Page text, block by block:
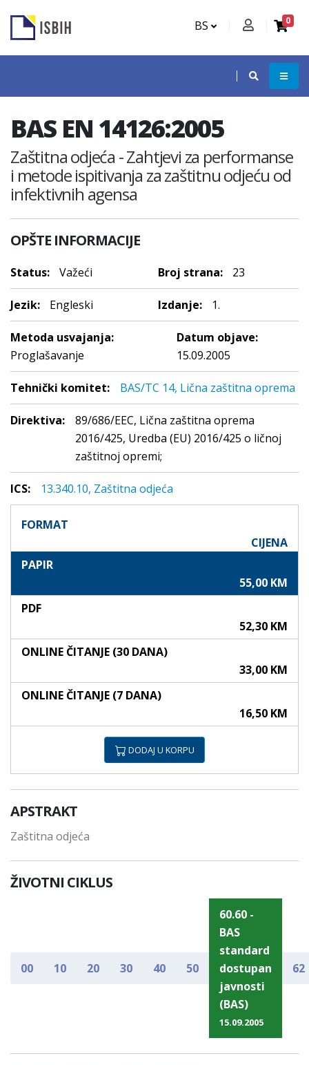
BS 0
BAS EN 14126:2005
Zaštitna odjeća - Zahtjevi za performanse
i metode ispitivanja za zaštitnu odjeću od
infektivnih agensa
OPŠTE INFORMACIJE
Status: Važeći Broj strana: 23
Jezik: Engleski Izdanje: 1.
Metoda usvajanja:
Proglašavanje
Datum objave:
15.09.2005
Tehnički komitet: BAS/TC 14, Lična zaštitna oprema
Direktiva:
89/686/EEC, Lična zaštitna oprema
2016/425, Uredba (EU) 2016/425 o ličnoj
zaštitnoj opremi;
ICS: 13.340.10, Zaštitna odjeća
FORMAT
CIJENA
PAPIR
55,00 KM
PDF
52,30 KM
ONLINE ČITANJE (30 DANA)
33,00 KM
ONLINE ČITANJE (7 DANA)
16,50 KM
DODAJ U KORPU
APSTRAKT
Zaštitna odjeća
ŽIVOTNI CIKLUS
00 10 20 30 40 50
60.60 -
BAS
standard
dostupan
javnosti
(BAS)
15.09.2005
62